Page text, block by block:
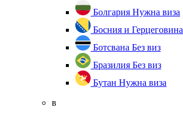
Болгария Нужна виза
Босния и Герцеговина
Ботсвана Без виз
Бразилия Без виз
Бутан Нужна виза
в